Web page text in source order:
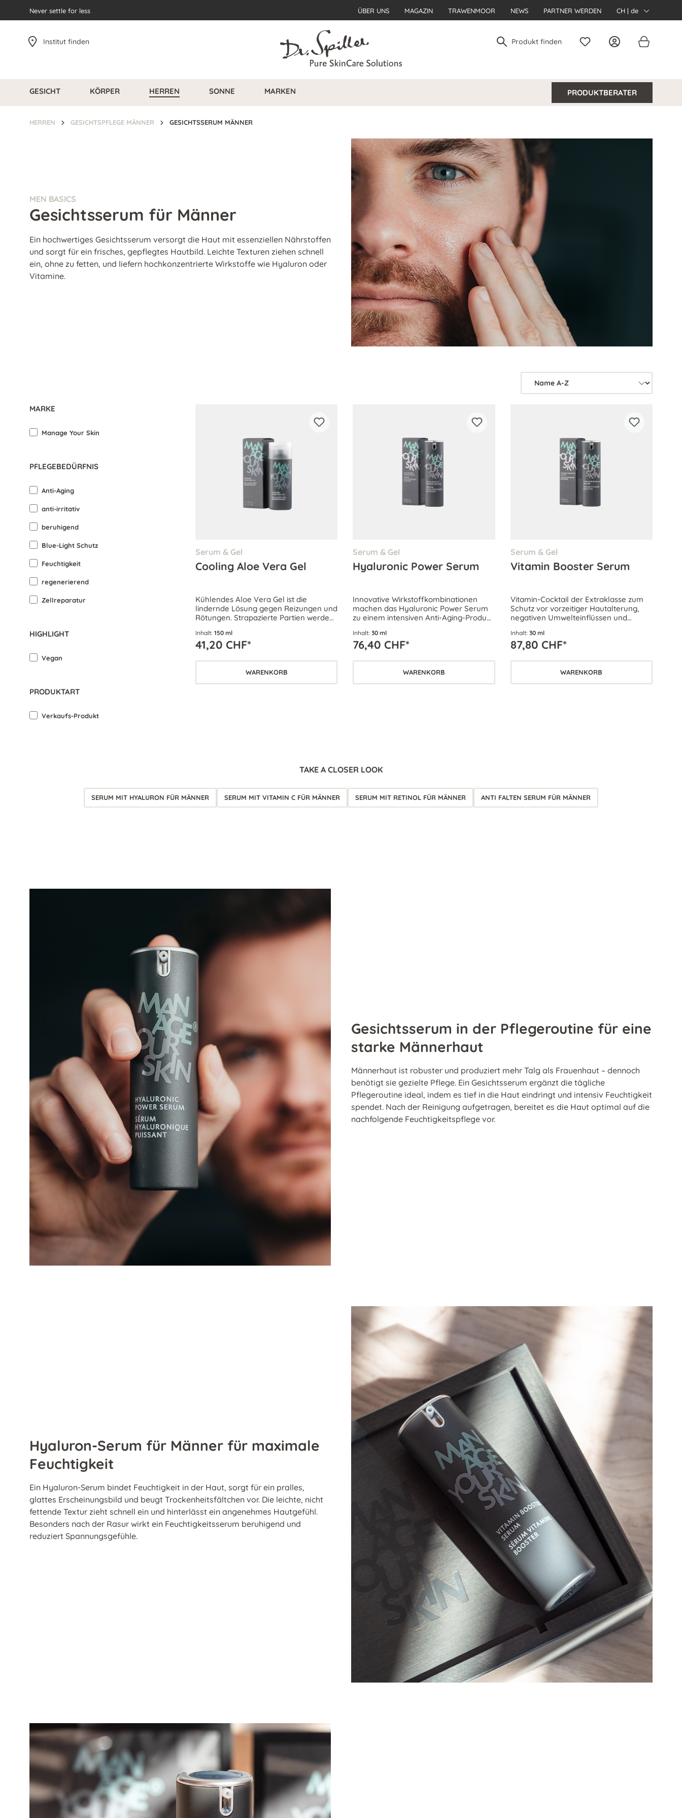
Zur Hauptnavigation springen
Never settle for less ÜBER UNS MAGAZIN TRAWENMOOR NEWS PARTNER WERDEN CH | de
Institut finden
GESICHT KÖRPER HERREN SONNE MARKEN PRODUKTBERATER
HERREN GESICHTSPFLEGE MÄNNER GESICHTSSERUM MÄNNER
MEN BASICS
Gesichtsserum für Männer
Ein hochwertiges Gesichtsserum versorgt die Haut mit essenziellen Nährstoffen
und sorgt für ein frisches, gepflegtes Hautbild. Leichte Texturen ziehen schnell
ein, ohne zu fetten, und liefern hochkonzentrierte Wirkstoffe wie Hyaluron oder
Vitamine.
MARKE
Manage Your Skin
PFLEGEBEDÜRFNIS
Anti-Aging
anti-irritativ
beruhigend
Blue-Light Schutz
Feuchtigkeit
regenerierend
Zellreparatur
HIGHLIGHT
Vegan
PRODUKTART
Verkaufs-Produkt
Serum & Gel
Cooling Aloe Vera Gel
Kühlendes Aloe Vera Gel ist die
lindernde Lösung gegen Reizungen und
Rötungen. Strapazierte Partien werden
natürlicher Aloe vera versorgt.
Inhalt: 150 ml
41,20 CHF*
WARENKORB
Serum & Gel
Hyaluronic Power Serum
Innovative Wirkstoffkombinationen
machen das Hyaluronic Power Serum
zu einem intensiven Anti-Aging-Produkt.
intensiv durchfeuchtet.
Inhalt:30 ml
76,40 CHF*
WARENKORB
Serum & Gel
Vitamin Booster Serum
Vitamin-Cocktail der Extraklasse zum
Schutz vor vorzeitiger Hautalterung,
negativen Umwelteinflüssen und
Inhalt: 30 ml
87,80 CHF*
WARENKORB
TAKE A CLOSER LOOK
SERUM MIT HYALURON FÜR MÄNNER SERUM MIT VITAMIN C FÜR MÄNNER SERUM MIT RETINOL FÜR MÄNNER ANTI FALTEN SERUM FÜR MÄNNER
Gesichtsserum in der Pflegeroutine für eine
starke Männerhaut
Männerhaut ist robuster und produziert mehr Talg als Frauenhaut – dennoch
benötigt sie gezielte Pflege. Ein Gesichtsserum ergänzt die tägliche
Pflegeroutine ideal, indem es tief in die Haut eindringt und intensiv Feuchtigkeit
spendet. Nach der Reinigung aufgetragen, bereitet es die Haut optimal auf die
nachfolgende Feuchtigkeitspflege vor.
Hyaluron-Serum für Männer für maximale
Feuchtigkeit
Ein Hyaluron-Serum bindet Feuchtigkeit in der Haut, sorgt für ein pralles,
glattes Erscheinungsbild und beugt Trockenheitsfältchen vor. Die leichte, nicht
fettende Textur zieht schnell ein und hinterlässt ein angenehmes Hautgefühl.
Besonders nach der Rasur wirkt ein Feuchtigkeitsserum beruhigend und
reduziert Spannungsgefühle.